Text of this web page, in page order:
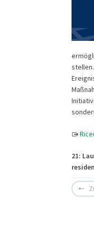
21: